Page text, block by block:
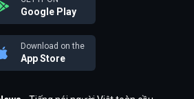
Google Play
Download on the
App Store